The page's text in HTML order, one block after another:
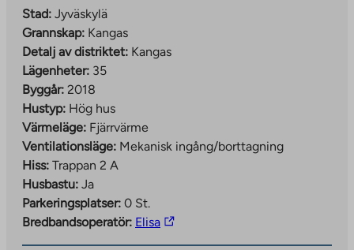
Stad: Jyväskylä
Grannskap: Kangas
Detalj av distriktet: Kangas
Lägenheter: 35
Byggår: 2018
Hustyp: Hög hus
Värmeläge: Fjärrvärme
Ventilationsläge: Mekanisk ingång/borttagning
Hiss: Trappan 2 A
Husbastu: Ja
Parkeringsplatser: 0 St.
Bredbandsoperatör: ElisaThe